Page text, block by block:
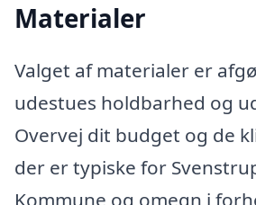
Materialer
Valget af materialer er
udestues holdbarhed og
Overvej dit budget og de
der er typiske for
Kommune og omegn i